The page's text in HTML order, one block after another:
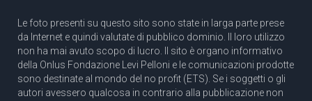
Le foto presenti su questo sito sono state in larga parte prese
da Internet e quindi valutate di pubblico dominio. Il loro utilizzo
non ha mai avuto scopo di lucro. Il sito è organo informativo
della Onlus Fondazione Levi Pelloni e le comunicazioni prodotte
sono destinate al mondo del no profit (ETS). Se i soggetti o gli
autori avessero qualcosa in contrario alla pubblicazione non